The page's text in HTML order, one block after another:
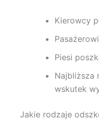
Kierowcy
Piesi
Najbliższa
wskutek
Jakie rodzaje